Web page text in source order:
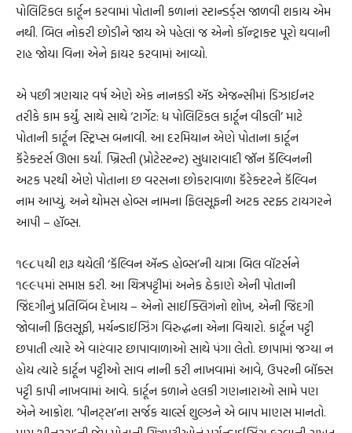
પોલિટિકલ કાર્ટૂન કરવામાં પોતાની કળાનાં સ્ટાન્ડર્ડ્સ જાળવી શકાય એમ
નથી. બિલ નોકરી છોડીને જાય એ પહેલાં જ એનો કૉન્ટ્રાક્ટ પૂરો થવાની
રાહ જોયા વિના એને ફાયર કરવામાં આવ્યો.
એ પછી ત્રણચાર વર્ષ એણે એક નાનકડી ઍડ એજન્સીમાં ડિઝાઈનર
તરીકે કામ કર્યું. સાથે સાથે ‘ટાર્ગેટ: ધ પોલિટિકલ કાર્ટૂન વીકલી’ માટે
પોતાની કાર્ટૂન સ્ટ્રિપ્સ બનાવી. આ દરમિયાન એણે પોતાના કાર્ટૂન
કૅરેક્ટર્સ ઊભા કર્યાં. ખ્રિસ્તી (પ્રોટેસ્ટન્ટ) સુધારાવાદી જૉન કૅલ્વિનની
અટક પરથી એણે પોતાના છ વરસના છોકરાવાળા કૅરેક્ટરને કૅલ્વિન
નામ આપ્યું. અને થોમસ હોબ્સ નામના ફિલસૂફની અટક સ્ટફ્ડ ટાયગરને
આપી – હૉબ્સ.
૧૯૮૫થી શરૂ થયેલી ‘કૅલ્વિન ઍન્ડ હોબ્સ’ની યાત્રા બિલ વૉટર્સને
૧૯૯૫માં સમાપ્ત કરી. આ ચિત્રપટ્ટીમાં અનેક ઠેકાણે એની પોતાની
જિંદગીનું પ્રતિબિંબ દેખાય – એનો સાઈક્લિગંનો શોખ, એની જિંદગી
જોવાની ફિલસૂફી, મર્ચન્ડાઈઝિંગ વિરુદ્ધના એના વિચારો. કાર્ટૂન પટ્ટી
છપાતી ત્યારે એ વારંવાર છાપાવાળાઓ સાથે પંગા લેતો. છાપામાં જગ્યા ન
હોય ત્યારે કાર્ટૂન પટ્ટીઓ સાવ નાની કરી નાખવામાં આવે, ઉપરની બૉક્સ
પટ્ટી કાપી નાખવામાં આવે. કાર્ટૂન કળાને હલકી ગણનારાઓ સામે પણ
એને આક્રોશ. ‘પીનટ્સ’ના સર્જક ચાર્લ્સ શુલ્ઝને એ બાપ માણસ માનતો.